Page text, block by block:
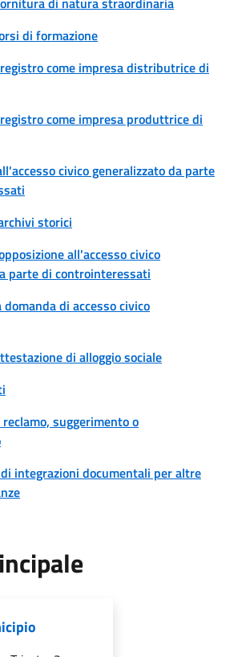
di formazione
come impresa distributrice di
come impresa produttrice di
civico generalizzato da parte
storici
all'accesso civico
parte di controinteressati
domanda di accesso civico
di alloggio sociale
suggerimento o
integrazioni documentali per altre